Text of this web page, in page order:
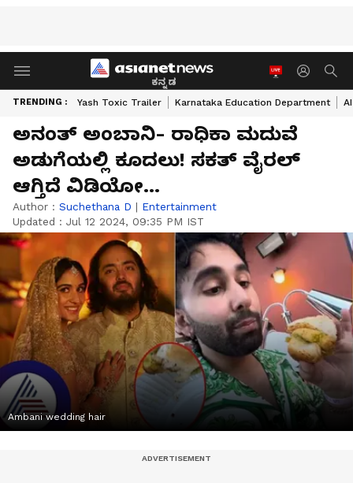
ಕನ್ನಡ
TRENDING : Yash Toxic Trailer Karnataka Education Department
ಅನಂತ್​ ಅಂಬಾನಿ- ರಾಧಿಕಾ ಮದುವೆ
ಅಡುಗೆಯಲ್ಲಿ ಕೂದಲು! ಸಕತ್​ ವೈರಲ್​
ಆಗ್ತಿದೆ ವಿಡಿಯೋ...
Author : Suchethana D | Entertainment
Updated : Jul 12 2024, 09:35 PM IST
Ambani wedding hair